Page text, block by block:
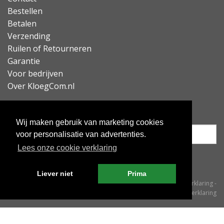
Wij maken gebruik van marketing cookies
voor personalisatie van advertenties.
Lees onze cookie verklaring
Liever niet Prima
Bestellen
Betalen
Verzending
Ruilen of Retourneren
Garantie
Voor bedrijven
Over KloegCom.nl
Algemene voorwaarden-Cookieverklaring-
Privacyverklaring